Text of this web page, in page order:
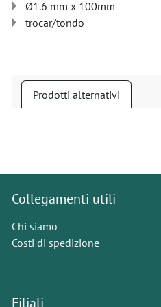
Ø1.6 mm x 100mm
trocar/tondo
Prodotti alternativi
Collegamenti utili
Chi siamo
Costi di spedizione
Filiali